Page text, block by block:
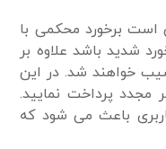
است برخورد محکمی با
شدید باشد علاوه بر
خواهند شد. در این
مجدد پرداخت نمایید.
باعث می شود که